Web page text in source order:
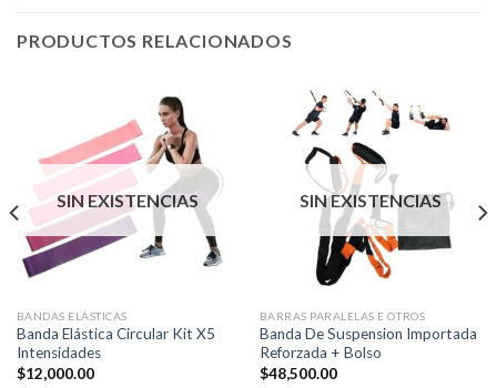
PRODUCTOS RELACIONADOS
SIN EXISTENCIAS
BANDAS ELÁSTICAS
Banda Elástica Circular Kit X5
Intensidades
$12,000.00
SIN EXISTENCIAS
BARRAS PARALELAS E OTROS
Banda De Suspension Importada
Reforzada + Bolso
$48,500.00